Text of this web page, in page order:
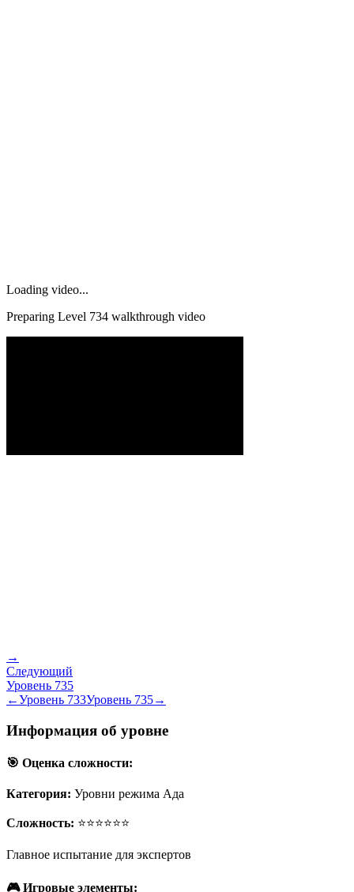
Loading video...
Preparing Level 734 walkthrough video
→
Следующий
Уровень 735
←Уровень 733Уровень 735→
Информация об уровне
🎯 Оценка сложности:
Категория: Уровни режима Ада
Сложность: ⭐⭐⭐⭐⭐⭐
Главное испытание для экспертов
🎮 Игровые элементы: